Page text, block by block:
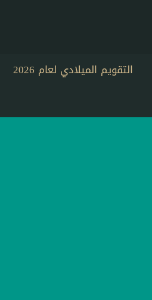
التقويم الميلادي لعام 2026